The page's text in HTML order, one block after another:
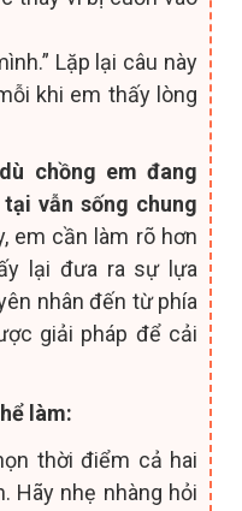
Lặp lại câu này
khi em thấy lòng
chồng em đang
vẫn sống chung
em cần làm rõ hơn
lại đưa ra sự lựa
nhân đến từ phía
giải pháp để cải
làm:
thời điểm cả hai
Hãy nhẹ nhàng hỏi